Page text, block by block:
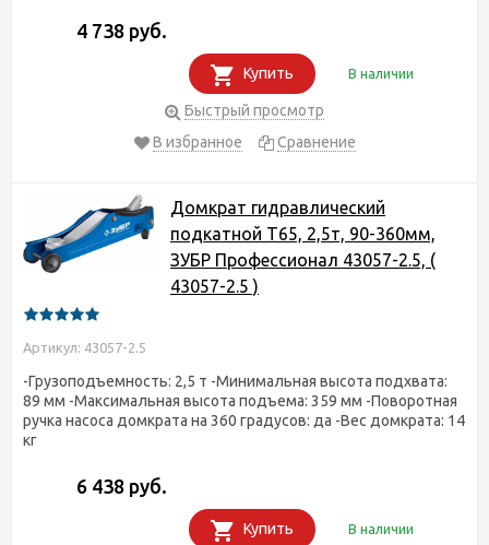
4 738 руб.
Купить В наличии
Быстрый просмотр
В избранное
Сравнение
Домкрат гидравлический
подкатной T65, 2,5т, 90-360мм,
ЗУБР Профессионал 43057-2.5, (
43057-2.5 )
Артикул: 43057-2.5
-Грузоподъемность: 2,5 т -Минимальная высота подхвата:
89 мм -Максимальная высота подъема: 359 мм -Поворотная
ручка насоса домкрата на 360 градусов: да -Вес домкрата: 14
кг
6 438 руб.
Купить В наличии